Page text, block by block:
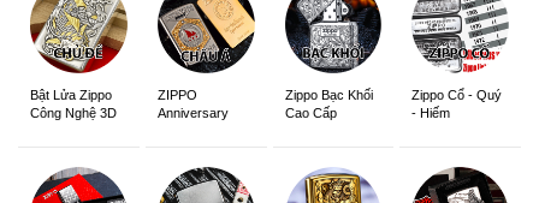
Bật Lửa Zippo
Công Nghệ 3D
ZIPPO
Anniversary
Zippo Bạc Khối
Cao Cấp
Zippo Cổ - Quý
- Hiếm